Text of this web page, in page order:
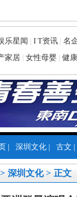
乐星闻 | I T资讯 | 名
家居 | 女性母婴 | 健
| 深圳文化 | 古文 |
> 深圳文化> 正文